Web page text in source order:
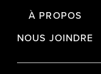
À PROPOS
NOUS JOINDRE